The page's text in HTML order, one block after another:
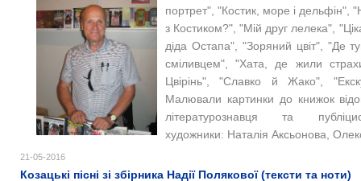
портрет", "Костик, море і дельфін",
з Костиком?", "Мій друг лелека",
діда Остапа", "Зоряний цвіт", "Де
сміливцем", "Хата, де жили
Цвірінь", "Славко й Жако",
Малювали картинки до книжок
літературознавця та
художники: Наталія Аксьонова,
21-05-2016
Козацькі пісні зі збірника Надії Полякової (тексти та ноти)